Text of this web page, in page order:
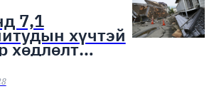
7,1
хүчтэй
хөдлөлт